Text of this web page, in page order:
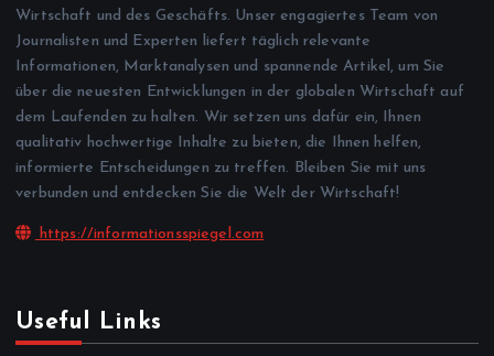
Wirtschaft und des Geschäfts. Unser engagiertes Team von
Journalisten und Experten liefert täglich relevante
Informationen, Marktanalysen und spannende Artikel, um Sie
über die neuesten Entwicklungen in der globalen Wirtschaft auf
dem Laufenden zu halten. Wir setzen uns dafür ein, Ihnen
qualitativ hochwertige Inhalte zu bieten, die Ihnen helfen,
informierte Entscheidungen zu treffen. Bleiben Sie mit uns
verbunden und entdecken Sie die Welt der Wirtschaft!
https://informationsspiegel.com
Useful Links